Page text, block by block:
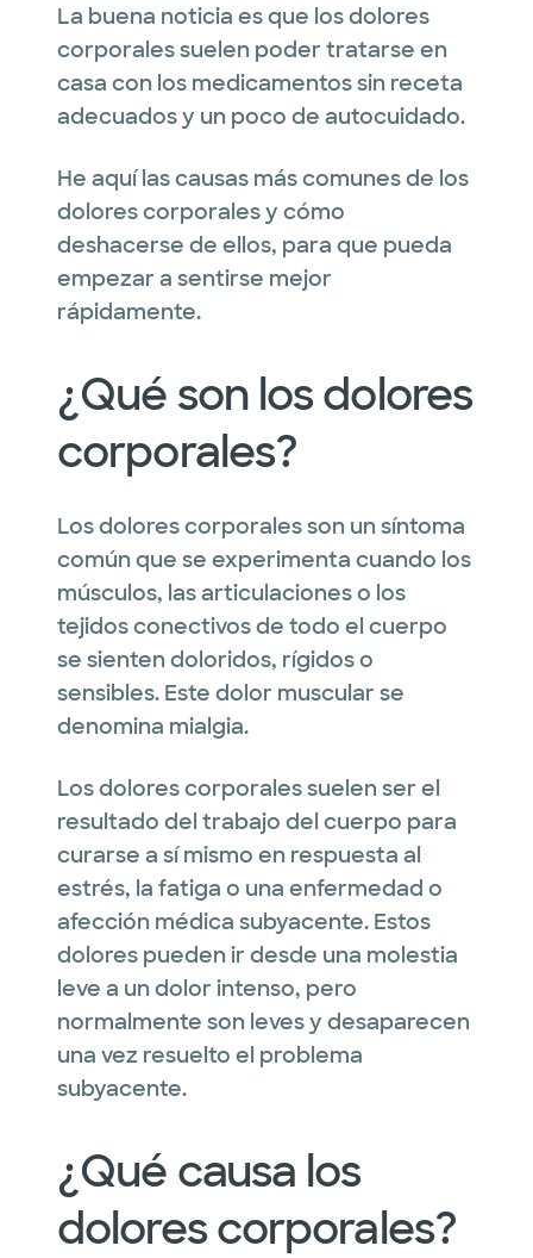
La buena noticia es que los dolores
corporales suelen poder tratarse en
casa con los medicamentos sin receta
adecuados y un poco de autocuidado.
He aquí las causas más comunes de los
dolores corporales y cómo
deshacerse de ellos, para que pueda
empezar a sentirse mejor
rápidamente.
¿Qué son los dolores
corporales?
Los dolores corporales son un síntoma
común que se experimenta cuando los
músculos, las articulaciones o los
tejidos conectivos de todo el cuerpo
se sienten doloridos, rígidos o
sensibles. Este dolor muscular se
denomina mialgia.
Los dolores corporales suelen ser el
resultado del trabajo del cuerpo para
curarse a sí mismo en respuesta al
estrés, la fatiga o una enfermedad o
afección médica subyacente. Estos
dolores pueden ir desde una molestia
leve a un dolor intenso, pero
normalmente son leves y desaparecen
una vez resuelto el problema
subyacente.
¿Qué causa los
dolores corporales?